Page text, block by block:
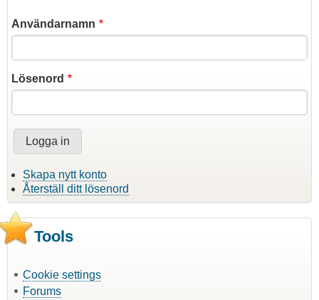
Användarnamn
Lösenord
Skapa nytt konto
Återställ ditt lösenord
Tools
Cookie settings
Forums